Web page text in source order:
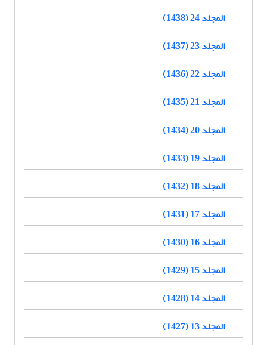
المجلد 24 (1438)
المجلد 23 (1437)
المجلد 22 (1436)
المجلد 21 (1435)
المجلد 20 (1434)
المجلد 19 (1433)
المجلد 18 (1432)
المجلد 17 (1431)
المجلد 16 (1430)
المجلد 15 (1429)
المجلد 14 (1428)
المجلد 13 (1427)